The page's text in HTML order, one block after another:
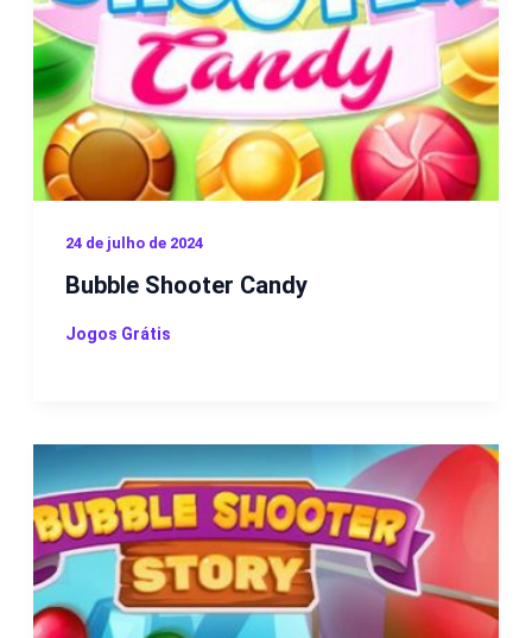
24 de julho de 2024
Bubble Shooter Candy
Jogos Grátis